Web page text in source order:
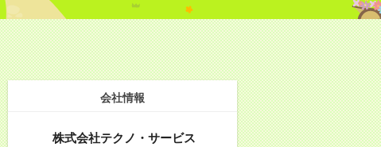
会社情報
株式会社テクノ・サービス